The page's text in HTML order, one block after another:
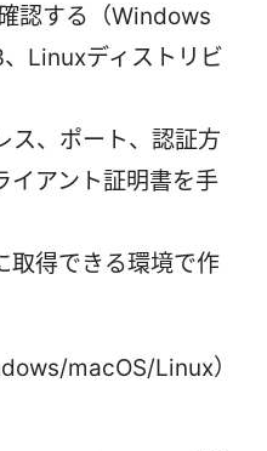
認する（Windows
Linuxディストリビ
ス、ポート、認証方
イアント証明書を手
取得できる環境で作
macOS/Linux）